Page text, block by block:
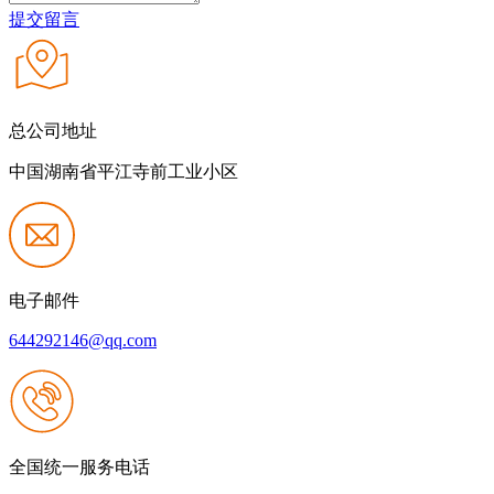
提交留言
总公司地址
中国湖南省平江寺前工业小区
电子邮件
644292146@qq.com
全国统一服务电话